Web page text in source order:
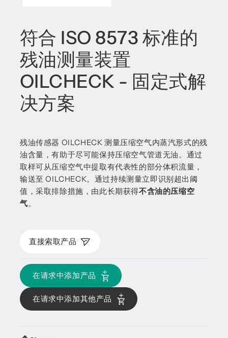
符合 ISO 8573 标准的
残油测量装置
OILCHECK - 固定式解
决方案
残油传感器 OILCHECK 测量压缩空气内蒸汽形式的残
油含量，有助于尽可能保持压缩空气管道无油。通过
取样可从压缩空气中提取有代表性的部分体积流量，
输送至 OILCHECK。通过持续测量立即识别超出阈
值，采取排除措施，由此长期获得不含油的压缩空
气。
直接索取产品
在请求中添加产品
在请求中添加其他产品